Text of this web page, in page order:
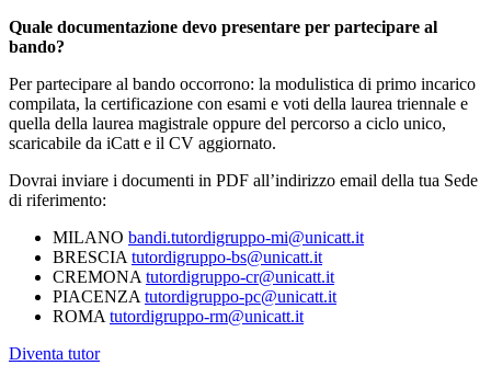
Quale documentazione devo presentare per partecipare al
bando?
Per partecipare al bando occorrono: la modulistica di primo incarico
compilata, la certificazione con esami e voti della laurea triennale e
quella della laurea magistrale oppure del percorso a ciclo unico,
scaricabile da iCatt e il CV aggiornato.
Dovrai inviare i documenti in PDF all’indirizzo email della tua Sede
di riferimento:
MILANO bandi.tutordigruppo-mi@unicatt.it
BRESCIA tutordigruppo-bs@unicatt.it
CREMONA tutordigruppo-cr@unicatt.it
PIACENZA tutordigruppo-pc@unicatt.it
ROMA tutordigruppo-rm@unicatt.it
Diventa tutor